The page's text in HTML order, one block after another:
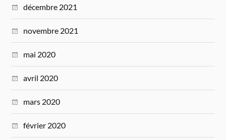
décembre 2021
novembre 2021
mai 2020
avril 2020
mars 2020
février 2020